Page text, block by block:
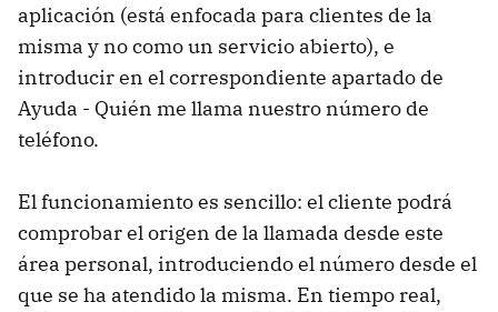
aplicación (está enfocada para clientes de la
misma y no como un servicio abierto), e
introducir en el correspondiente apartado de
Ayuda - Quién me llama nuestro número de
teléfono.
El funcionamiento es sencillo: el cliente podrá
comprobar el origen de la llamada desde este
área personal, introduciendo el número desde el
que se ha atendido la misma. En tiempo real,